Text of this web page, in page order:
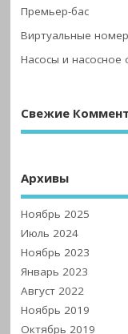
Премьер-бас
Виртуальные
Насосы и насосное
Свежие
Архивы
Ноябрь 2025
Июль 2024
Ноябрь 2023
Январь 2023
Август 2022
Ноябрь 2019
Октябрь 2019